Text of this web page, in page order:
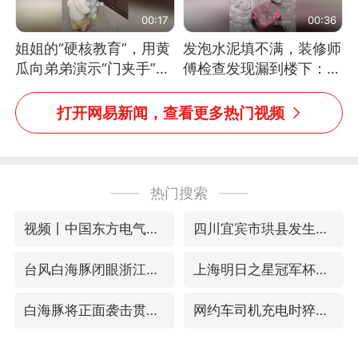
00:17
姐姐的“硬核教育”，用黄
瓜向弟弟演示“门夹手”，
网友：果然言传不如身
教！
00:36
发泡水泥填不满，装修师
傅检查发现漏到楼下：出
风口未延伸到外墙
打开网易新闻，查看更多热门视频
热门搜索
视频丨中国东方电气集团原党组副书记、董事宋致远被查 四川宜宾市珙县发生3.4级地震
台风白海豚闭眼浙江上海处于危险半圆 上海明日之星冠军杯调整决赛时间
白海豚将正面袭击贯穿浙江 网约车司机充电时猝死保险拒赔